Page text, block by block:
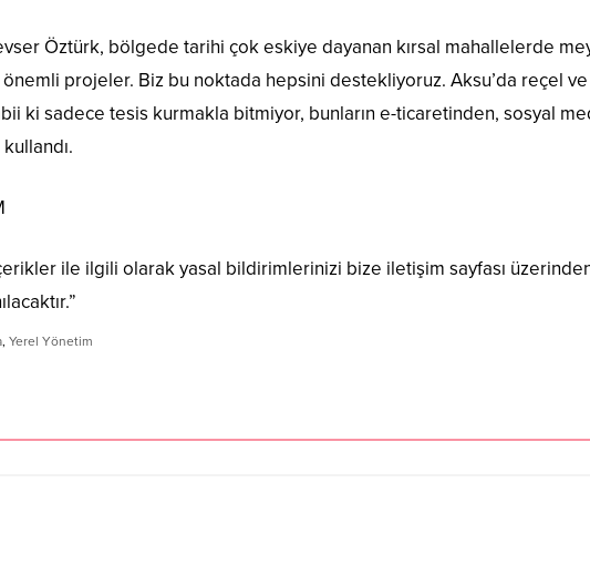
Öztürk, bölgede tarihi çok eskiye dayanan kırsal mahallelerde
projeler. Biz bu noktada hepsini destekliyoruz. Aksu’da reçel ve
ki sadece tesis kurmakla bitmiyor, bunların e-ticaretinden, sosyal
ile ilgili olarak yasal bildirimlerinizi bize iletişim sayfası
, Yerel Yönetim